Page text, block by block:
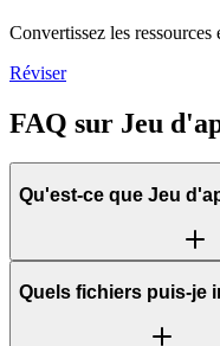
Convertissez les
Réviser
FAQ sur Jeu
Qu'est-ce que Jeu
Quels fichiers puis-je